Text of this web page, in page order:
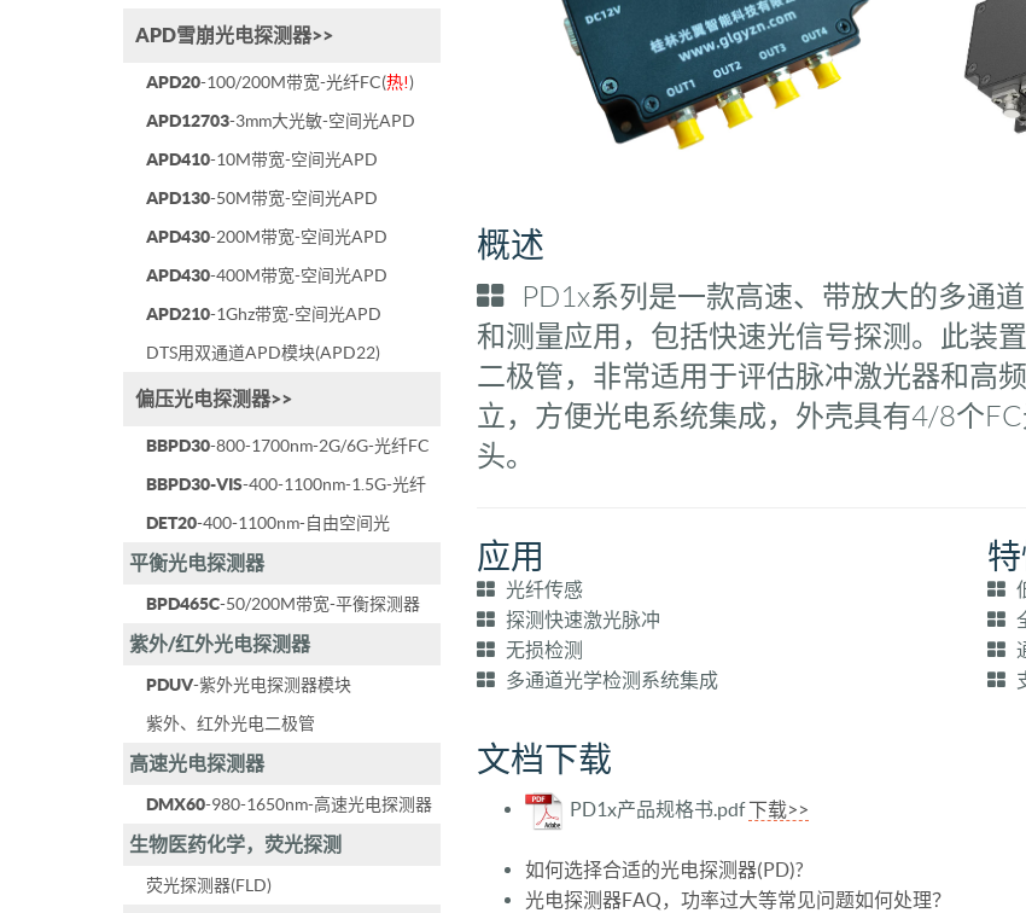
APD雪崩光电探测器>>
APD20-100/200M带宽-光纤FC(热!)
APD12703-3mm大光敏-空间光APD
APD410-10M带宽-空间光APD
APD130-50M带宽-空间光APD
APD430-200M带宽-空间光APD
APD430-400M带宽-空间光APD
APD210-1Ghz带宽-空间光APD
DTS用双通道APD模块(APD22)
偏压光电探测器>>
BBPD30-800-1700nm-2G/6G-光纤FC
BBPD30-VIS-400-1100nm-1.5G-光纤
DET20-400-1100nm-自由空间光
平衡光电探测器
BPD465C-50/200M带宽-平衡探测器
紫外/红外光电探测器
PDUV-紫外光电探测器模块
紫外、红外光电二极管
高速光电探测器
DMX60-980-1650nm-高速光电探测器
生物医药化学，荧光探测
荧光探测器(FLD)
概述
PD1x系列是一款高速、带放大的多通
和测量应用，包括快速光信号探测。此装
二极管，非常适用于评估脉冲激光器和高
立，方便光电系统集成，外壳具有4/8个
头。
应用
光纤传感
探测快速激光脉冲
无损检测
多通道光学检测系统集成
文档下载
PD1x产品规格书.pdf下载>>
如何选择合适的光电探测器(PD)?
光电探测器FAQ，功率过大等常见问题如何处理？